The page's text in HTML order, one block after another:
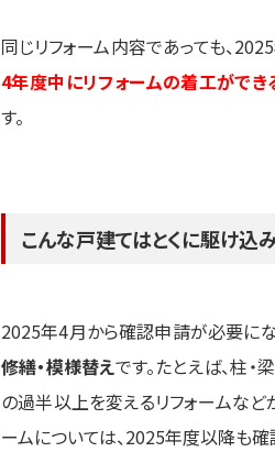
同じリフォーム内容であっても、
4年度中にリフォームの着工ができ
す。
こんな戸建てはとくに駆け込
2025年4月から確認申請が必要に
修繕・模様替えです。たとえば、柱
の過半以上を変えるリフォームなど
ームについては、2025年度以降も確